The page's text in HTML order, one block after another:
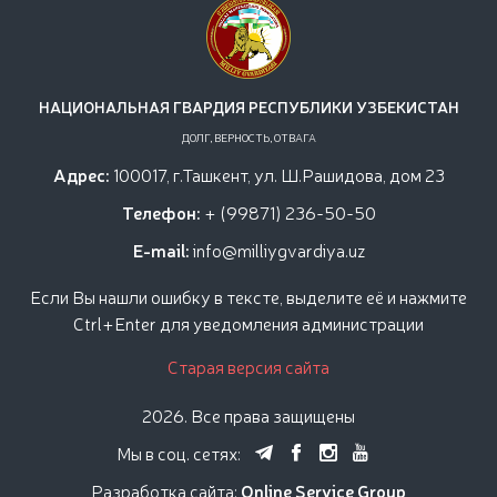
НАЦИОНАЛЬНАЯ ГВАРДИЯ РЕСПУБЛИКИ УЗБЕКИСТАН
ДОЛГ, ВЕРНОСТЬ, ОТВАГА
Адрес: 100017, г.Ташкент, ул. Ш.Рашидова, дом 23
Телефон: + (99871) 236-50-50
E-mail:info@milliygvardiya.uz
Если Вы нашли ошибку в тексте, выделите её и нажмите
Ctrl+Enter для уведомления администрации
Старая версия сайта
2026. Все права защищены
Мы в соц. сетях:
Разработка сайта: Online Service Group